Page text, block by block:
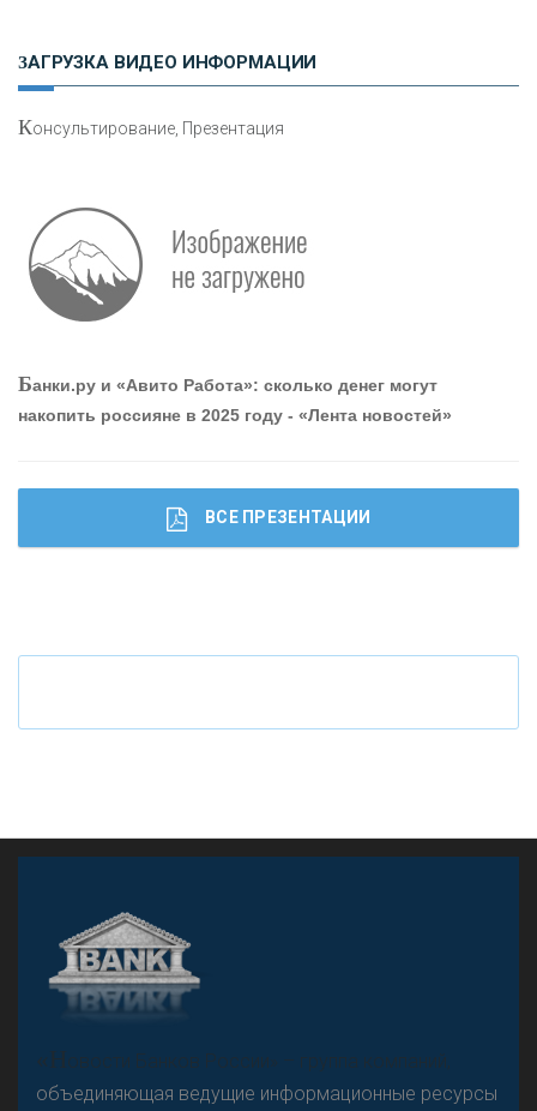
Работа мечты. Что банки делают для того, чтобы
привлечь и удержать персонал - «Интервью»
Что будет с наличными деньгами при цифровом
ЗАГРУЗКА ВИДЕО ИНФОРМАЦИИ
Консультирование, Презентация
Банки.ру и «Авито Работа»: сколько денег могут
накопить россияне в 2025 году - «Лента новостей»
ВСЕ ПРЕЗЕНТАЦИИ
«Н
овости Банков России» – группа компаний,
объединяющая ведущие информационные ресурсы